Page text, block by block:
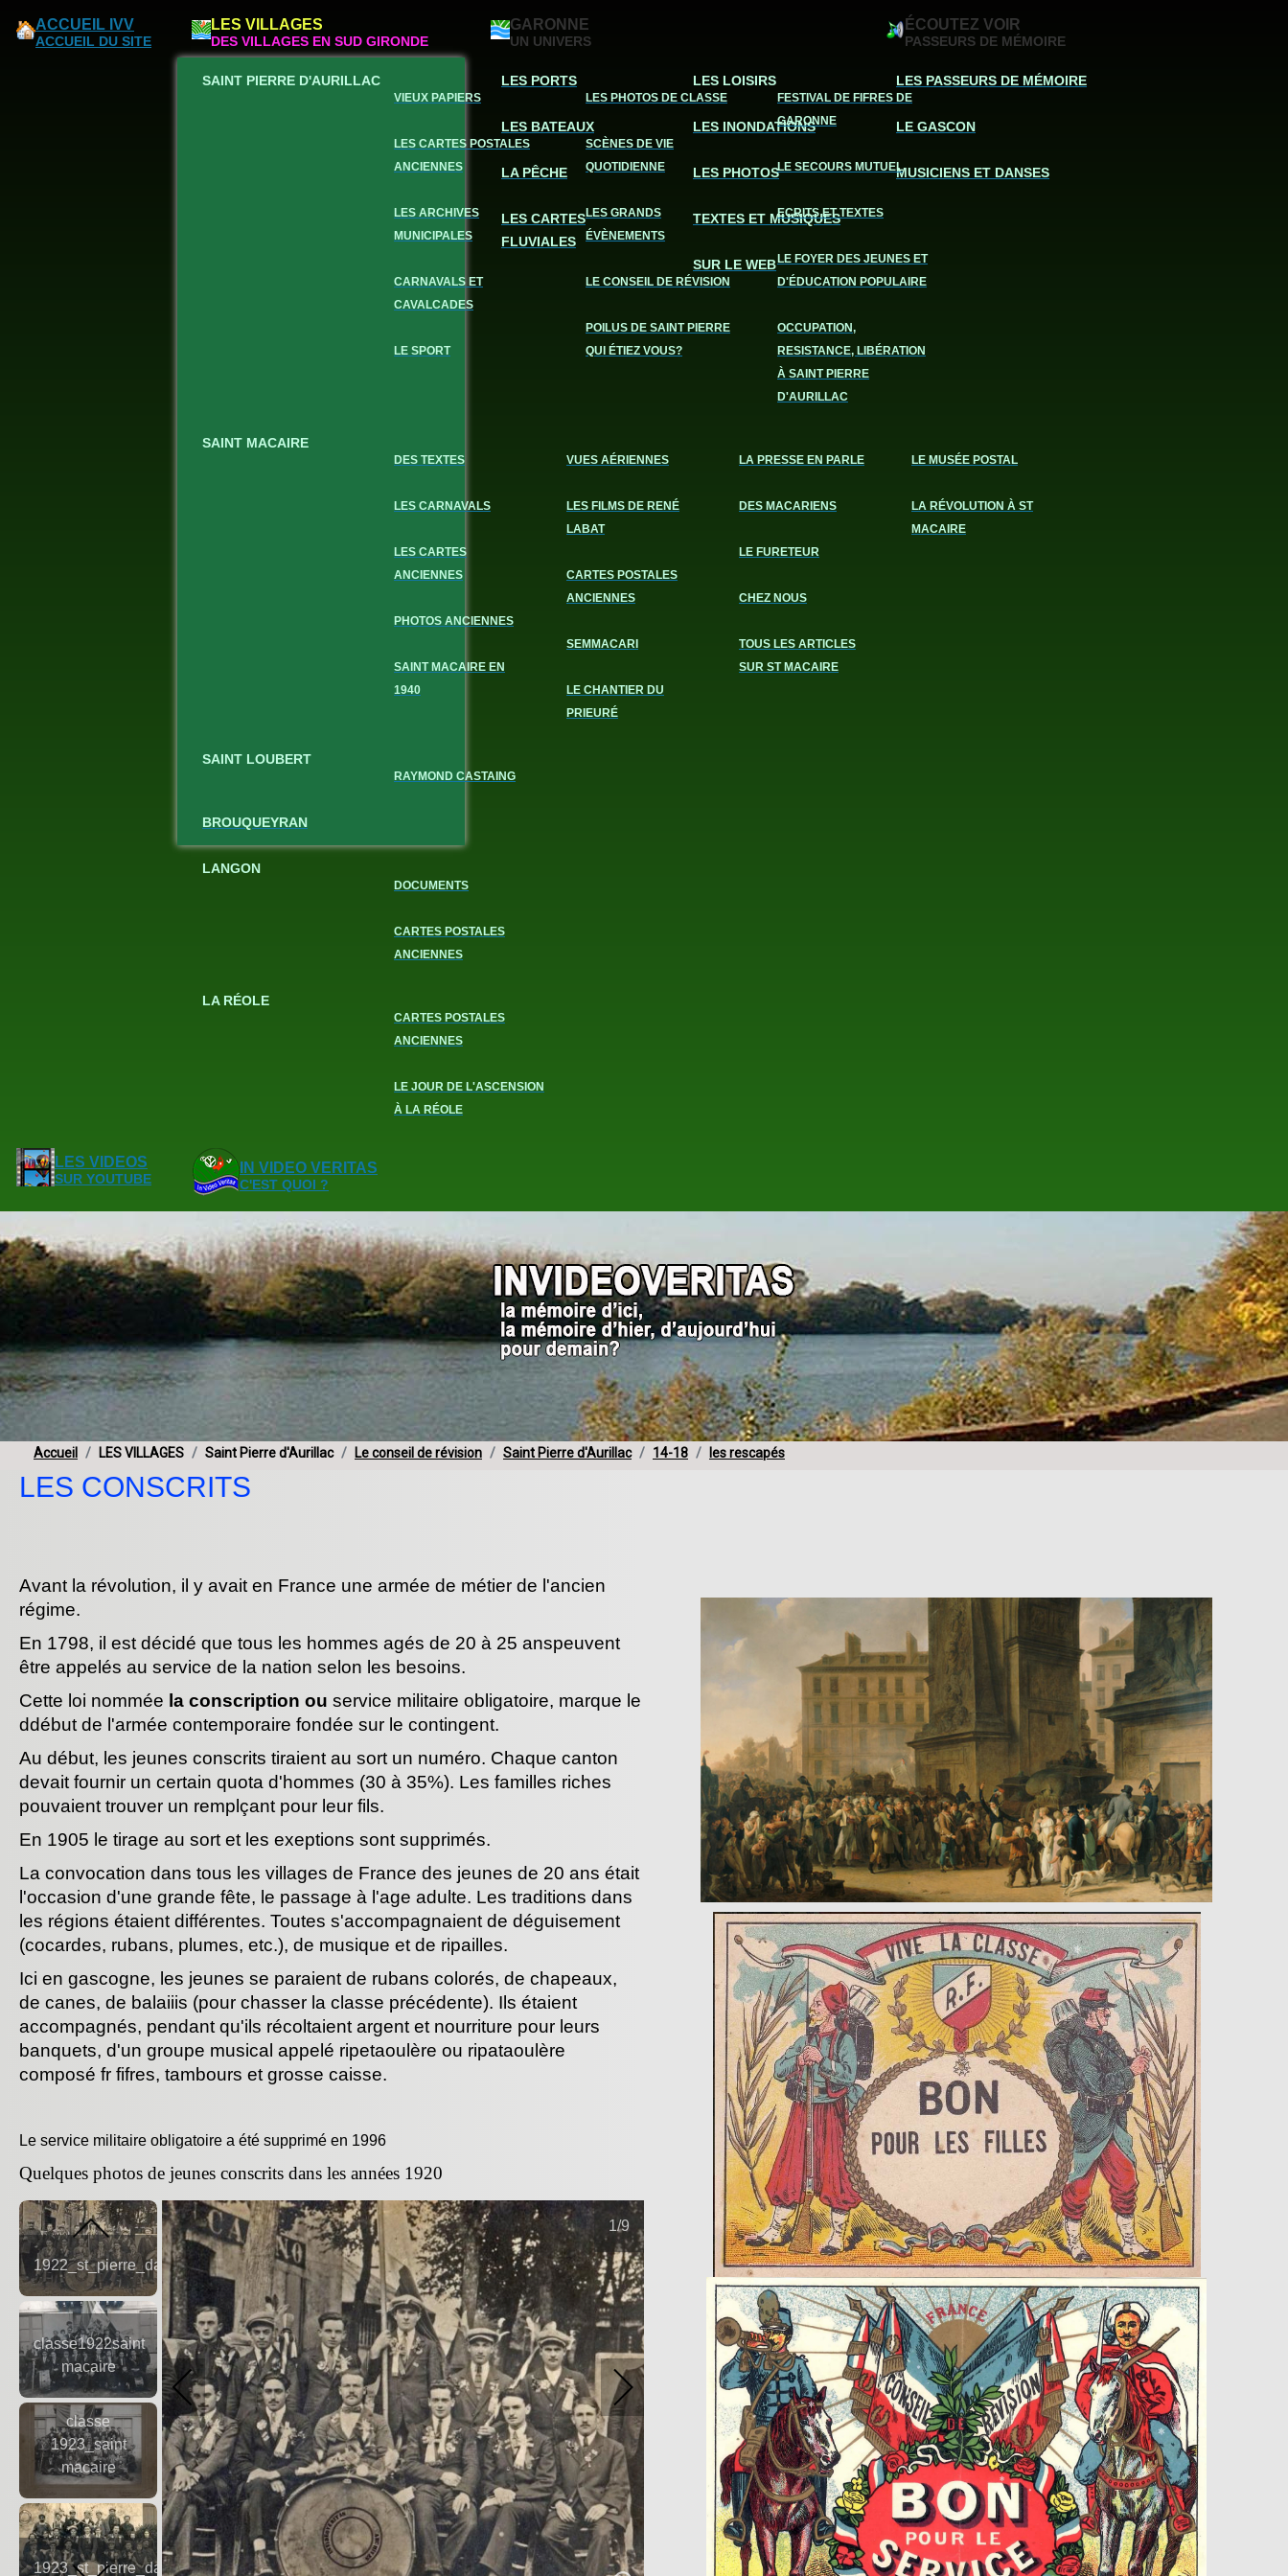
ACCUEIL IVV
ACCUEIL DU SITE
LES VILLAGES
DES VILLAGES EN SUD GIRONDE
SAINT PIERRE D'AURILLAC
VIEUX PAPIERS
LES CARTES POSTALES
ANCIENNES
LES ARCHIVES
MUNICIPALES
CARNAVALS ET
CAVALCADES
LE SPORT
LES PHOTOS DE CLASSE
SCÈNES DE VIE
QUOTIDIENNE
LES GRANDS
ÉVÈNEMENTS
LE CONSEIL DE RÉVISION
POILUS DE SAINT PIERRE
QUI ÉTIEZ VOUS?
FESTIVAL DE FIFRES DE
GARONNE
LE SECOURS MUTUEL
ECRITS ET TEXTES
LE FOYER DES JEUNES ET
D'ÉDUCATION POPULAIRE
OCCUPATION,
RESISTANCE, LIBÉRATION
À SAINT PIERRE
D'AURILLAC
SAINT MACAIRE
DES TEXTES
LES CARNAVALS
LES CARTES
ANCIENNES
PHOTOS ANCIENNES
SAINT MACAIRE EN
1940
VUES AÉRIENNES
LES FILMS DE RENÉ
LABAT
CARTES POSTALES
ANCIENNES
SEMMACARI
LE CHANTIER DU
PRIEURÉ
LA PRESSE EN PARLE
DES MACARIENS
LE FURETEUR
CHEZ NOUS
TOUS LES ARTICLES
SUR ST MACAIRE
LE MUSÉE POSTAL
LA RÉVOLUTION À ST
MACAIRE
SAINT LOUBERT
RAYMOND CASTAING
BROUQUEYRAN
LANGON
DOCUMENTS
CARTES POSTALES
ANCIENNES
LA RÉOLE
CARTES POSTALES
ANCIENNES
LE JOUR DE L'ASCENSION
À LA RÉOLE
GARONNE
UN UNIVERS
LES PORTS
LES BATEAUX
LA PÊCHE
LES CARTES
FLUVIALES
LES LOISIRS
LES INONDATIONS
LES PHOTOS
TEXTES ET MUSIQUES
SUR LE WEB
ÉCOUTEZ VOIR
PASSEURS DE MÉMOIRE
LES PASSEURS DE MÉMOIRE
LE GASCON
MUSICIENS ET DANSES
LES VIDEOS
SUR YOUTUBE
IN VIDEO VERITAS
C'EST QUOI ?
Accueil LES VILLAGES Saint Pierre d'Aurillac Le conseil de révision Saint Pierre d'Aurillac 14-18 les rescapés
LES CONSCRITS
Avant la révolution, il y avait en France une armée de métier de l'ancien
régime.
En 1798, il est décidé que tous les hommes agés de 20 à 25 anspeuvent
être appelés au service de la nation selon les besoins.
Cette loi nommée la conscription ou service militaire obligatoire, marque le
ddébut de l'armée contemporaire fondée sur le contingent.
Au début, les jeunes conscrits tiraient au sort un numéro. Chaque canton
devait fournir un certain quota d'hommes (30 à 35%). Les familles riches
pouvaient trouver un remplçant pour leur fils.
En 1905 le tirage au sort et les exeptions sont supprimés.
La convocation dans tous les villages de France des jeunes de 20 ans était
l'occasion d'une grande fête, le passage à l'age adulte. Les traditions dans
les régions étaient différentes. Toutes s'accompagnaient de déguisement
(cocardes, rubans, plumes, etc.), de musique et de ripailles.
Ici en gascogne, les jeunes se paraient de rubans colorés, de chapeaux,
de canes, de balaiiis (pour chasser la classe précédente). Ils étaient
accompagnés, pendant qu'ils récoltaient argent et nourriture pour leurs
banquets, d'un groupe musical appelé ripetaoulère ou ripataoulère
composé fr fifres, tambours et grosse caisse.
Le service militaire obligatoire a été supprimé en 1996
Quelques photos de jeunes conscrits dans les années 1920
1922_st_pierre_daurillac
classe1922saint
macaire
classe
1923_saint
macaire
1923_st_pierre_daurillac
1/9